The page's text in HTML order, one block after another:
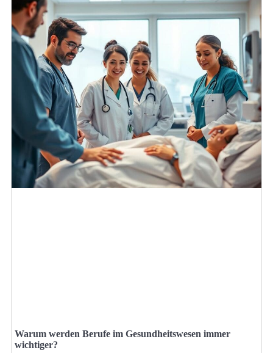
Warum werden Berufe im Gesundheitswesen immer
wichtiger?